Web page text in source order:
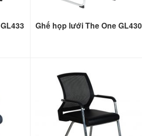
Ghế họp lưới The One GL430